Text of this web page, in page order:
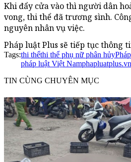
Khi đẩy cửa vào thì người dân
vong, thi thể đã trương sình.
nguyên nhân vụ việc.
Pháp luật Plus sẽ tiếp tục thông
Tags:thi thểthi thể phụ nữ phân hủy
pháp luật Việt Namphapluatplus.vn
TIN CÙNG CHUYÊN MỤC